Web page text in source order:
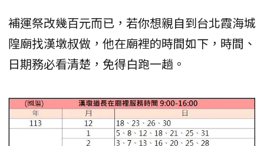
補運祭改幾百元而已，若你想親自到台北霞海城
隍廟找漢墩叔做，他在廟裡的時間如下，時間、
日期務必看清楚，免得白跑一趟。